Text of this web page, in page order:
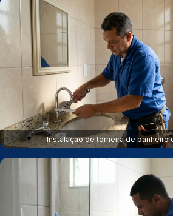
Instalação de torneira de banheiro